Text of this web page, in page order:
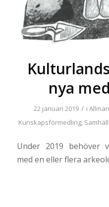
nya
22 januari 2019 / i
Kunskapsförmedling,
Under 2019 behöver
med en eller flera